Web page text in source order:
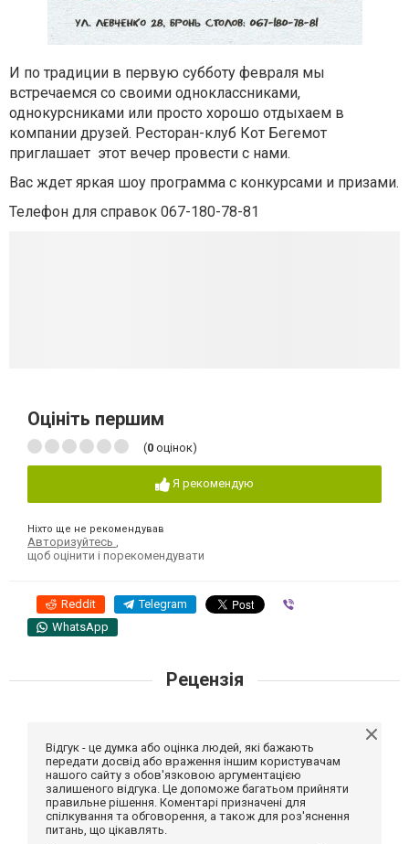
И по традиции в первую субботу февраля мы
встречаемся со своими одноклассниками,
однокурсниками или просто хорошо отдыхаем в
компании друзей. Ресторан-клуб Кот Бегемот
приглашает этот вечер провести с нами.
Вас ждет яркая шоу программа с конкурсами и призами.
Телефон для справок 067-180-78-81
Оцініть першим
(0 оцінок)
Я рекомендую
Ніхто ще не рекомендував
Авторизуйтесь
щоб оцінити і порекомендувати
Reddit Telegram
WhatsApp
Рецензія
Відгук - це думка або оцінка людей, які бажають
передати досвід або враження іншим користувачам
нашого сайту з обов'язковою аргументацією
залишеного відгука. Це допоможе багатьом прийняти
правильне рішення. Коментарі призначені для
спілкування та обговорення, а також для роз'яснення
питань, що цікавлять.